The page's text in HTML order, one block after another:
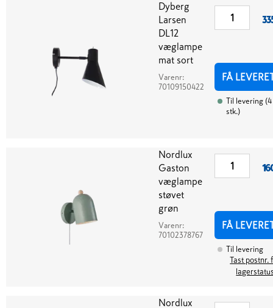
Dyberg
Larsen
DL12
væglampe
mat sort
Varenr:
70109150422
FÅ
Til levering (4
stk.)
Nordlux
Gaston
væglampe
støvet
grøn
Varenr:
70102378767
FÅ
Til levering
Tast postnr.
Nordlux